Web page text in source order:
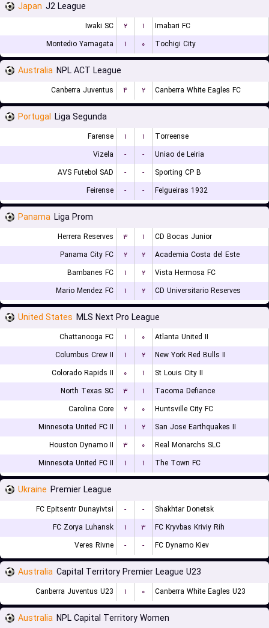
Japan J2 League
Iwaki SC ۲ ۱
Imabari FC
Montedio Yamagata
۱ ۰ Tochigi City
Australia NPL ACT League
Canberra Juventus ۴ ۲ Canberra White Eagles FC
Portugal Liga Segunda
Farense ۱ ۱
Torreense
Vizela
- -
Uniao de Leiria
AVS Futebol SAD
- -
Sporting CP B
Feirense
- - Felgueiras 1932
Panama Liga Prom
Herrera Reserves ۳ ۱
CD Bocas Junior
Panama City FC
۲ ۲
Academia Costa del Este
Bambanes FC
۱ ۲
Vista Hermosa FC
Mario Mendez FC
۱ ۲ CD Universitario Reserves
United States MLS Next Pro League
Chattanooga FC ۱ ۰
Atlanta United II
Columbus Crew II
۱ ۲
New York Red Bulls II
Colorado Rapids II
۰ ۱
St Louis City II
North Texas SC
۳ ۱
Tacoma Defiance
Carolina Core
۲ ۰
Huntsville City FC
Minnesota United FC II
۱ ۲
San Jose Earthquakes II
Houston Dynamo II
۳ ۰
Real Monarchs SLC
Minnesota United FC II
۱ ۱ The Town FC
Ukraine Premier League
FC Epitsentr Dunayivtsi - -
Shakhtar Donetsk
FC Zorya Luhansk
۱ ۳
FC Kryvbas Kriviy Rih
Veres Rivne
- - FC Dynamo Kiev
Australia Capital Territory Premier League U23
Canberra Juventus U23 ۱ ۰ Canberra White Eagles U23
Australia NPL Capital Territory Women